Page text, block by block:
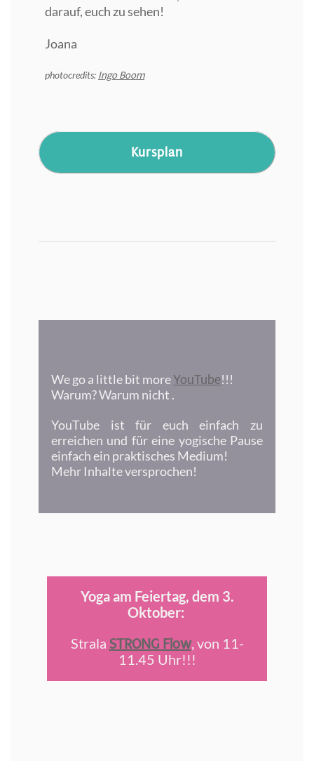
darauf, euch zu sehen!
Joana
photocredits: Ingo Boom
Kursplan
We go a little bit moreYouTube!!!
Warum? Warum nicht .
YouTube ist für euch einfach zu
erreichen und für eine yogische Pause
einfach ein praktisches Medium!
Mehr Inhalte versprochen!
Yoga am Feiertag, dem 3.
Oktober:
Strala STRONG Flow, von 11-
11.45 Uhr!!!